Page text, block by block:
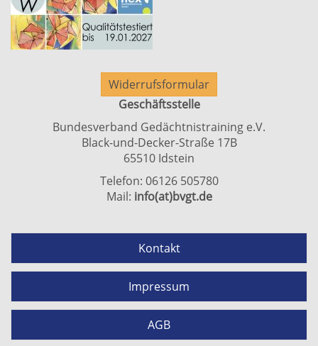
Widerrufsformular
Geschäftsstelle
Bundesverband Gedächtnistraining e.V.
Black-und-Decker-Straße 17B
65510 Idstein
Telefon: 06126 505780
Mail: info(at)bvgt.de
Kontakt
Impressum
AGB